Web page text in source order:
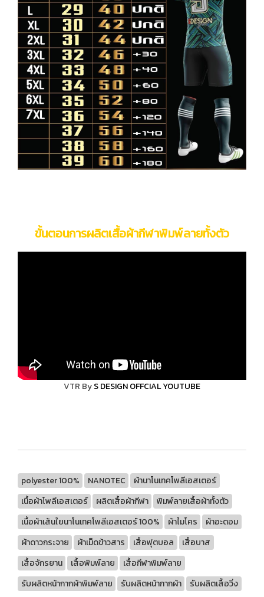
ขั้นตอนการผลิตเสื้อผ้ากีฬาพิมพ์ลายทั้งตัว
VTR ByS DESIGN OFFCIAL YOUTUBE
polyester 100% NANOTEC
ผ้านาโนเทคโพลีเอสเตอร์
เนื้อผ้าโพลีเอสเตอร์
ผลิตเสื้อผ้ากีฬา
พิมพ์ลายเสื้อผ้าทั้งตัว
เนื้อผ้าเส้นใยนาโนเทคโพลีเอสเตอร์ 100%
ผ้าไมโคร
ผ้าอะตอม
ผ้าดาวกระจาย
ผ้าเม็ดข้าวสาร เสื้อฟุตบอล
เสื้อบาส
เสื้อจักรยาน
เสื้อพิมพ์ลาย
เสื้อกีฬาพิมพ์ลาย
รับผลิตหน้ากากผ้าพิมพ์ลาย
รับผลิตหน้ากากผ้า
รับผลิตเสื้อวิ่ง